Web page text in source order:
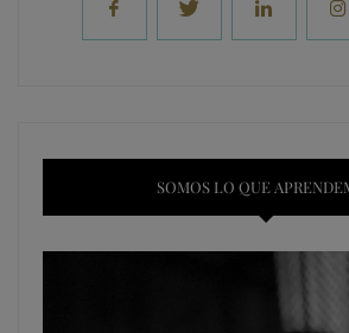
SOMOS LO QUE